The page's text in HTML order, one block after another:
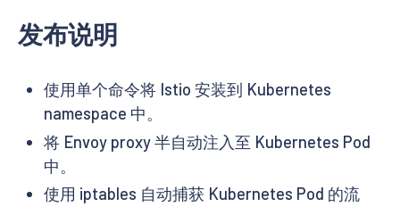
发布说明
使用单个命令将 Istio 安装到 Kubernetes
namespace 中。
将 Envoy proxy 半自动注入至 Kubernetes Pod
中。
使用 iptables 自动捕获 Kubernetes Pod 的流